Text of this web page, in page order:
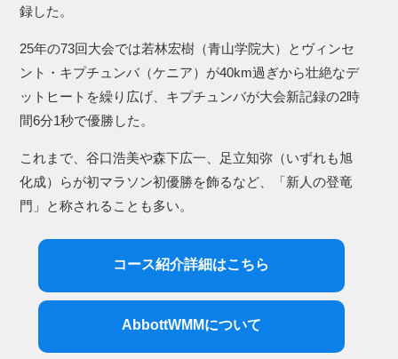
録した。
25年の73回大会では若林宏樹（青山学院大）とヴィンセ
ント・キプチュンバ（ケニア）が40km過ぎから壮絶なデ
ットヒートを繰り広げ、キプチュンバが大会新記録の2時
間6分1秒で優勝した。
これまで、谷口浩美や森下広一、足立知弥（いずれも旭
化成）らが初マラソン初優勝を飾るなど、「新人の登竜
門」と称されることも多い。
コース紹介詳細はこちら
AbbottWMMについて